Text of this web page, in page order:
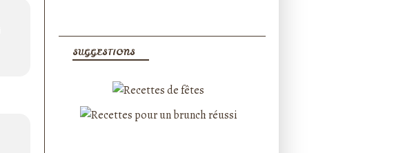
SUGGESTIONS